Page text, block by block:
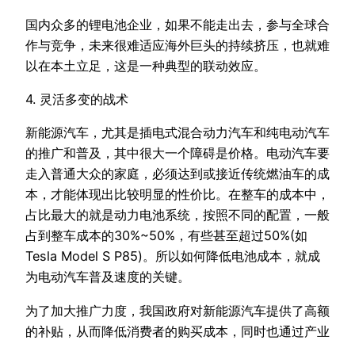
国内众多的锂电池企业，如果不能走出去，参与全球合
作与竞争，未来很难适应海外巨头的持续挤压，也就难
以在本土立足，这是一种典型的联动效应。
4. 灵活多变的战术
新能源汽车，尤其是插电式混合动力汽车和纯电动汽车
的推广和普及，其中很大一个障碍是价格。电动汽车要
走入普通大众的家庭，必须达到或接近传统燃油车的成
本，才能体现出比较明显的性价比。在整车的成本中，
占比最大的就是动力电池系统，按照不同的配置，一般
占到整车成本的30%~50%，有些甚至超过50%(如
Tesla Model S P85)。所以如何降低电池成本，就成
为电动汽车普及速度的关键。
为了加大推广力度，我国政府对新能源汽车提供了高额
的补贴，从而降低消费者的购买成本，同时也通过产业